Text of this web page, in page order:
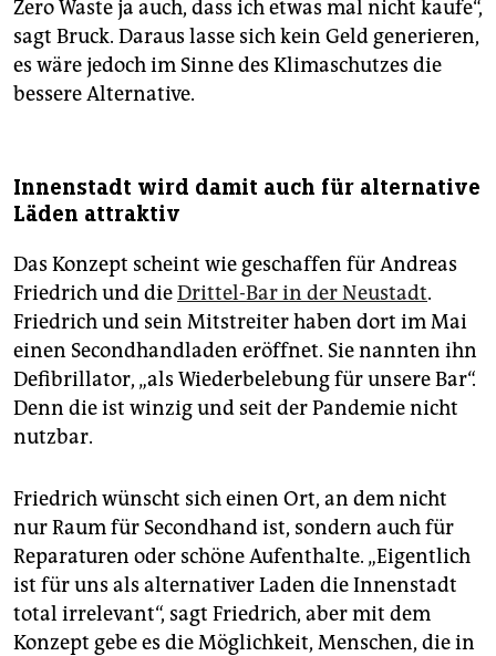
Zero Waste ja auch, dass ich etwas mal nicht kaufe“,
sagt Bruck. Daraus lasse sich kein Geld generieren,
es wäre jedoch im Sinne des Klimaschutzes die
bessere Alternative.
Innenstadt wird damit auch für alternative
Läden attraktiv
Das Konzept scheint wie geschaffen für Andreas
Friedrich und dieDrittel-Bar in der Neustadt.
Friedrich und sein Mitstreiter haben dort im Mai
einen Secondhandladen eröffnet. Sie nannten ihn
Defibrillator, „als Wiederbelebung für unsere Bar“.
Denn die ist winzig und seit der Pandemie nicht
nutzbar.
Friedrich wünscht sich einen Ort, an dem nicht
nur Raum für Secondhand ist, sondern auch für
Reparaturen oder schöne Aufenthalte. „Eigentlich
ist für uns als alternativer Laden die Innenstadt
total irrelevant“, sagt Friedrich, aber mit dem
Konzept gebe es die Möglichkeit, Menschen, die in